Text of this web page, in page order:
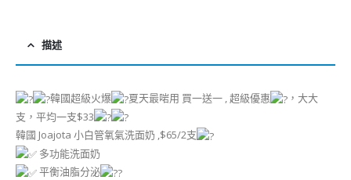
描述
韓國超級火爆 夏天最啱用 買一送一 , 超級優惠
，大大
支，平均一支$33
韓國 Joajota 小白管氧氣洗面奶 ,$65/2支
多功能洗面奶
平衡油脂分泌